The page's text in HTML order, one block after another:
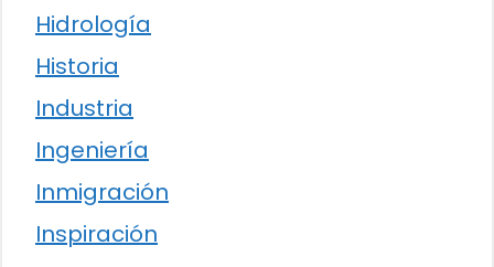
Hidrología
Historia
Industria
Ingeniería
Inmigración
Inspiración